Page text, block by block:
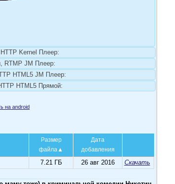
Kernel Плеер:
RTMP JM Плеер:
HTML5 JM Плеер:
HTML5 Прямой:
на android
Размер
файла
Дата
добавления
7.21 ГБ 26 авг 2016
Скачать